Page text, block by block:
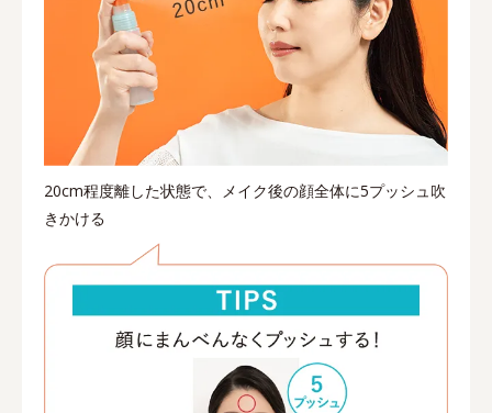
20cm程度離した状態で、メイク後の顔全体に5プッシュ吹
きかける